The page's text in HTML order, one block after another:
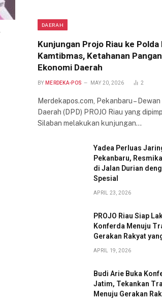
DAERAH
Kunjungan Projo Riau ke Polda
Kamtibmas, Ketahanan
Ekonomi Daerah
BY MERDEKA-POS MAY 20, 2026 2
Merdekapos.com, Pekanbaru –
Daerah (DPD) PROJO Riau yang
Silaban melakukan kunjungan…
Yadea Perluas
Pekanbaru,
di Jalan Durian
Spesial
APRIL 23, 2026
PROJO Riau Siap
Konferda Menuju
Gerakan Rakyat
APRIL 19, 2026
Budi Arie Buka
Jatim, Tekankan
Menuju Gerakan